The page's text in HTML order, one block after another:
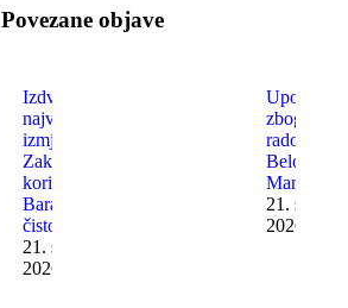
Povezane objave
Izdvajamo
najvažnije
izmjene
Zakona za
korisnike
Baranjske
čistoće
21. srpnja
2026.
zbog
radova u
Belom
Manastiru
21. srpnja
2026.